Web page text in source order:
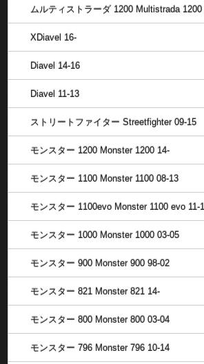
ムルティストラーダ 1200 Multistrada 1200
XDiavel 16-
Diavel 14-16
Diavel 11-13
ストリートファイター Streetfighter 09-15
モンスター 1200 Monster 1200 14-
モンスター 1100 Monster 1100 08-13
モンスター 1100evo Monster 1100 evo 11-
モンスター 1000 Monster 1000 03-05
モンスター 900 Monster 900 98-02
モンスター 821 Monster 821 14-
モンスター 800 Monster 800 03-04
モンスター 796 Monster 796 10-14